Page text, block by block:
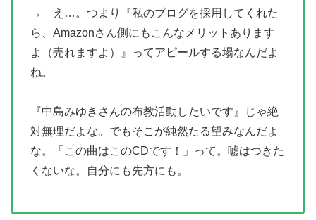
→ え…。つまり『私のブログを採用してくれた
ら、Amazonさん側にもこんなメリットあります
よ（売れますよ）』ってアピールする場なんだよ
ね。
『中島みゆきさんの布教活動したいです』じゃ絶
対無理だよな。でもそこが純然たる望みなんだよ
な。「この曲はこのCDです！」って。嘘はつきた
くないな。自分にも先方にも。